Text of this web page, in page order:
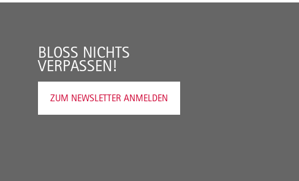
BLOSS NICHTS V
ERPASSEN!
ZUM NEWSLETTER ANMELDEN